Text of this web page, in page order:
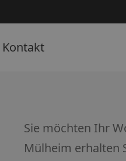
Kontakt
Sie möchten Ihr
Mülheim erhalten